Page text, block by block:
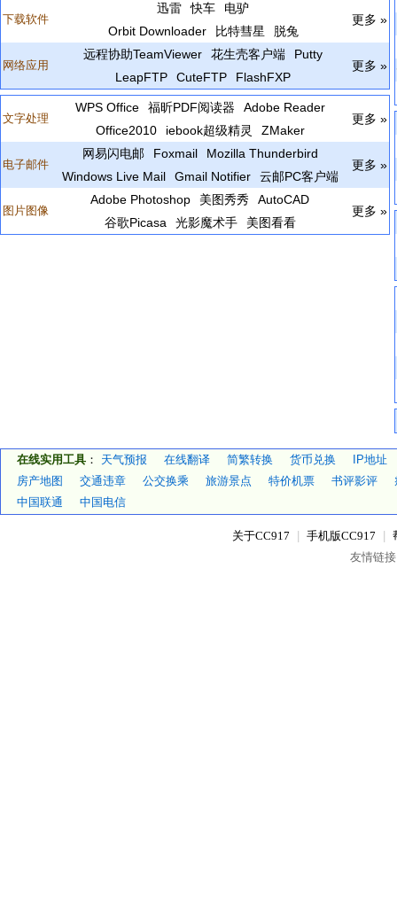
下载软件
迅雷 快车
电驴
Orbit Downloader
比特彗星 脱兔
更多 »
网络应用
远程协助TeamViewer 花生壳客户端
Putty
LeapFTP
CuteFTP FlashFXP
更多 »
文字处理
WPS Office 福昕PDF阅读器
Adobe Reader
Office2010
iebook超级精灵 ZMaker
更多 »
电子邮件
网易闪电邮 Foxmail
Mozilla Thunderbird
Windows Live Mail
Gmail Notifier 云邮PC客户端
更多 »
图片图像
Adobe Photoshop 美图秀秀
AutoCAD
谷歌Picasa
光影魔术手 美图看看
更多 »
在线实用工具 ： 天气预报 在线翻译 简繁转换 货币兑换
IP地址
房产地图
交通违章 公交换乘 旅游景点 特价机票 书评影评
中国联通
中国电信
关于CC917 手机版CC917
友情链